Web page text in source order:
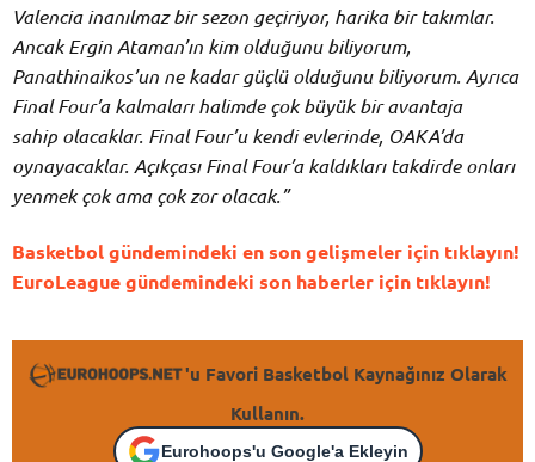
Valencia inanılmaz bir sezon geçiriyor, harika bir takımlar.
Ancak Ergin Ataman’ın kim olduğunu biliyorum,
Panathinaikos’un ne kadar güçlü olduğunu biliyorum. Ayrıca
Final Four’a kalmaları halimde çok büyük bir avantaja
sahip olacaklar. Final Four’u kendi evlerinde, OAKA’da
oynayacaklar. Açıkçası Final Four’a kaldıkları takdirde onları
yenmek çok ama çok zor olacak.”
Basketbol gündemindeki en son gelişmeler için tıklayın!
EuroLeague gündemindeki son haberler için tıklayın!
'u Favori Basketbol Kaynağınız Olarak
Kullanın.
Eurohoops'u Google'a Ekleyin